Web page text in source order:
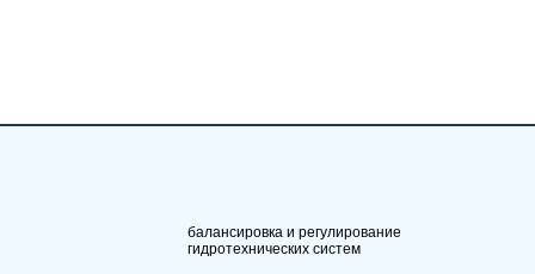
балансировка и регулирование
гидротехнических систем